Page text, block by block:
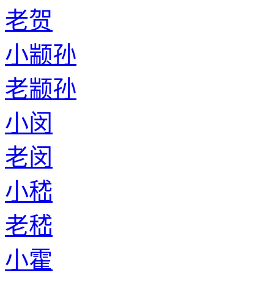
老贺
小颛孙
老颛孙
小闵
老闵
小嵇
老嵇
小霍